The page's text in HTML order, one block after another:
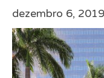
dezembro 6,